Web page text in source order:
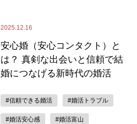
2025.12.16
安心婚（安心コンタクト）と
は？ 真剣な出会いと信頼で結
婚につなげる新時代の婚活
#信頼できる婚活 #婚活トラブル
#婚活安心感 #婚活富山